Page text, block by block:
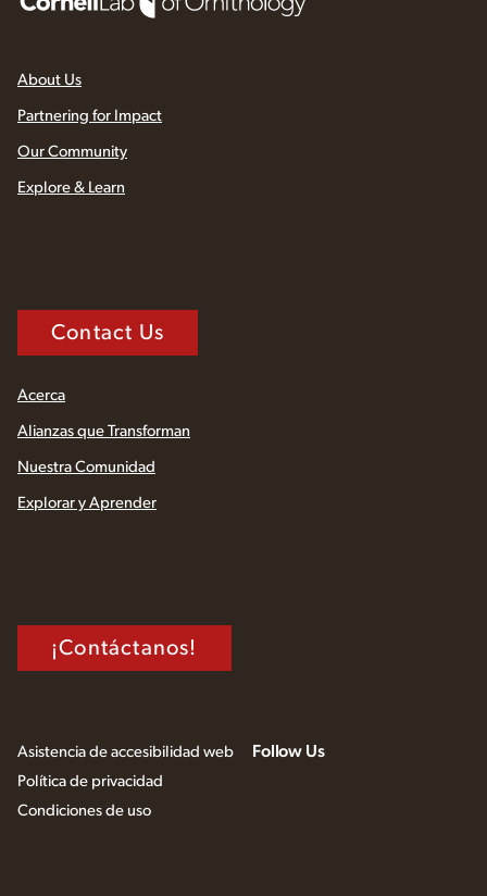
About Us
Partnering for Impact
Our Community
Explore & Learn
Contact Us
Acerca
Alianzas que Transforman
Nuestra Comunidad
Explorar y Aprender
¡Contáctanos!
Asistencia de accesibilidad web
Política de privacidad
Condiciones de uso
Follow Us